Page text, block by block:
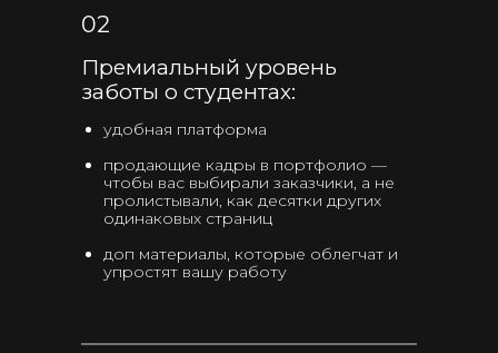
Премиальный уровень
заботы о студентах:
удобная платформа
продающие кадры в портфолио —
чтобы вас выбирали заказчики, а не
пролистывали, как десятки других
одинаковых страниц
доп материалы, которые облегчат и
упростят вашу работу
02